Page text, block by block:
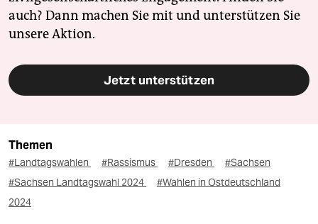
auch? Dann machen Sie mit und unterstützen Sie
unsere Aktion.
Jetzt unterstützen
Themen
#Landtagswahlen #Rassismus #Dresden
#Sachsen
#Sachsen Landtagswahl 2024
#Wahlen in Ostdeutschland
2024